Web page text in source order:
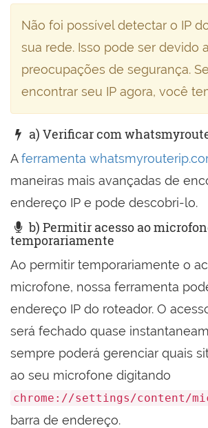
Não foi possível detectar o IP
sua rede. Isso pode ser devido a
preocupações de segurança.
encontrar seu IP agora, você
a) Verificar com
Aferramenta
maneiras mais avançadas de
endereço IP e pode descobri-lo.
b) Permitir acesso ao
temporariamente
Ao permitir temporariamente o
microfone, nossa ferramenta
endereço IP do roteador. O
será fechado quase
sempre poderá gerenciar quais
ao seu microfone digitando
chrome://settings/content/
barra de endereço.